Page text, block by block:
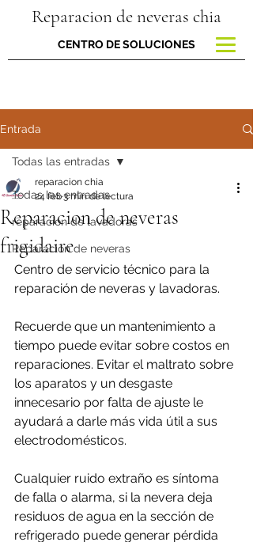
Reparacion de neveras chia
CENTRO DE SOLUCIONES
Entrada
Todas las entradas
reparacion de lavadoras
Reparación de neveras
Todas las entradas
Reparacion de neveras
frigidaire
reparacion chia
24 feb3 min de lectura
Centro de servicio técnico para la
reparación de neveras y lavadoras.
Recuerde que un mantenimiento a
tiempo puede evitar sobre costos en
reparaciones. Evitar el maltrato sobre
los aparatos y un desgaste
innecesario por falta de ajuste le
ayudará a darle más vida útil a sus
electrodomésticos.
Cualquier ruido extraño es síntoma
de falla o alarma, si la nevera deja
residuos de agua en la sección de
refrigerado puede generar pérdida